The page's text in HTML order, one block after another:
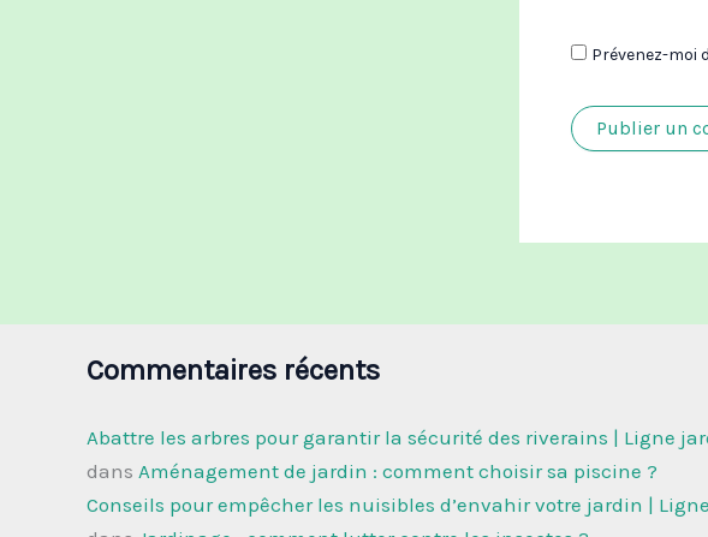
Prévenez-moi
Commentaires récents
Abattre les arbres pour garantir la sécurité des riverains | Ligne
dans Aménagement de jardin : comment choisir sa piscine ?
Conseils pour empêcher les nuisibles d’envahir votre jardin |